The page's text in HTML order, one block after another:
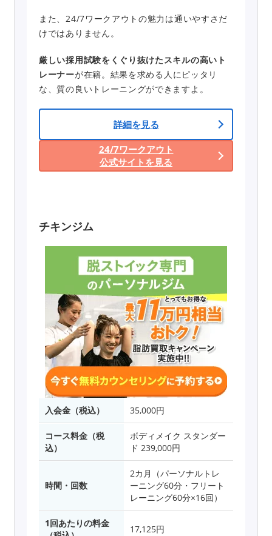
また、24/7ワークアウトの魅力は通いやすさだ
けではありません。
厳しい採用試験をくぐり抜けたスキルの高いト
レーナーが在籍。結果を求める人にピッタリ
な、質の良いトレーニングができますよ。
詳細を見る
24/7ワークアウト
公式サイトを見る
チキンジム
入会金（税込） 35,000円
コース料金（税
込）
ボディメイク スタンダー
ド 239,000円
時間・回数
2カ月（パーソナルトレ
ーニング60分・フリート
レーニング60分×16回）
1回あたりの料金
17,125円